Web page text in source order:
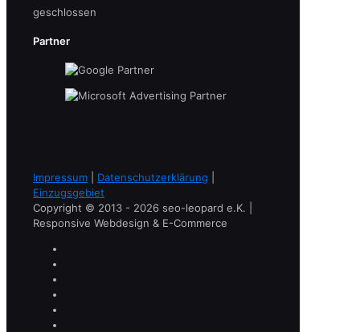
geschlossen
Partner
Impressum Datenschutzerklärung
Einzugsgebiet
Copyright © 2013 - 2026 seo-leopard e.K. |
Responsive Webdesign & E-Commerce